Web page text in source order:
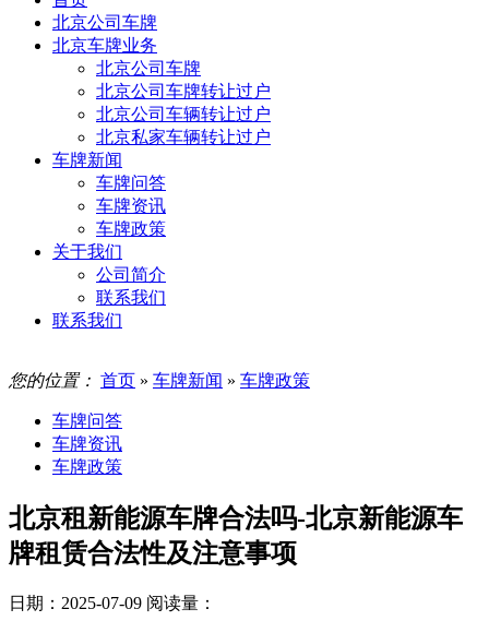
北京公司车牌
北京车牌业务
北京公司车牌
北京公司车牌转让过户
北京公司车辆转让过户
北京私家车辆转让过户
车牌新闻
车牌问答
车牌资讯
车牌政策
关于我们
公司简介
联系我们
联系我们
您的位置： 首页 » 车牌新闻 » 车牌政策
车牌问答
车牌资讯
车牌政策
北京租新能源车牌合法吗-北京新能源车
牌租赁合法性及注意事项
日期：2025-07-09 阅读量：